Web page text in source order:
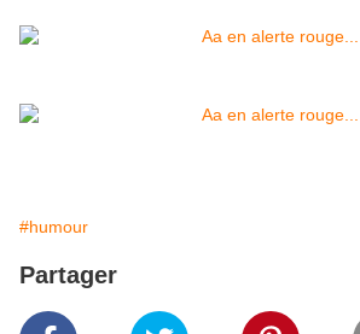
#humour
Partager